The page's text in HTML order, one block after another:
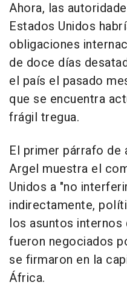
Ahora, las
Estados Unidos
obligaciones
de doce días
el país el pasado
que se encuentra
frágil tregua.
El primer párrafo de
Argel muestra el
Unidos a "no
indirectamente,
los asuntos internos
fueron negociados
se firmaron en la
África.